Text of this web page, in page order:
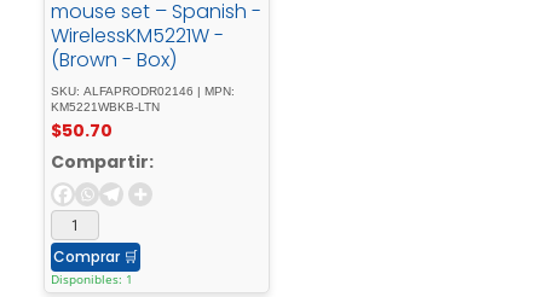
mouse set – Spanish -
WirelessKM5221W -
(Brown - Box)
SKU: ALFAPRODR02146 | MPN:
KM5221WBKB-LTN
$50.70
Compartir:
Comprar 🛒
Disponibles: 1